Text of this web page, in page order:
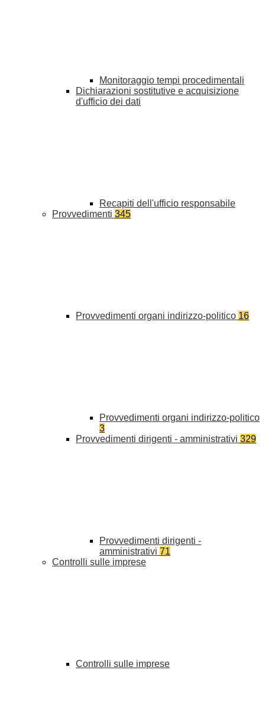
Monitoraggio tempi procedimentali
Dichiarazioni sostitutive e acquisizione
d'ufficio dei dati
Recapiti dell'ufficio responsabile
Provvedimenti 345
Provvedimenti organi indirizzo-politico 16
Provvedimenti organi indirizzo-politico
3
Provvedimenti dirigenti - amministrativi 329
Provvedimenti dirigenti -
amministrativi 71
Controlli sulle imprese
Controlli sulle imprese